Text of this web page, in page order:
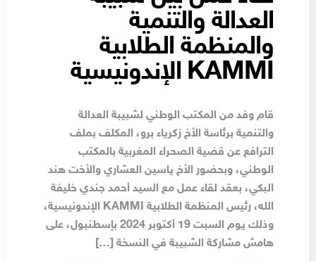
العدالة والتنمية
والمنظمة الطلابية
KAMMI الإندونيسية
قام وفد من المكتب الوطني لشبيبة العدالة
والتنمية برئاسة الأخ زكرياء برو، المكلف بملف
الترافع عن قضية الصحراء المغربية بالمكتب
الوطني، وبحضور الأخ ياسين العشاري والأخت هند
البكي، بعقد لقاء عمل مع السيد أحمد جندي خليفة
الله، رئيس المنظمة الطلابية KAMMI الإندونيسية،
وذلك يوم السبت 19 أكتوبر 2024 بإسطنبول، على
هامش مشاركة الشبيبة في النسخة […]